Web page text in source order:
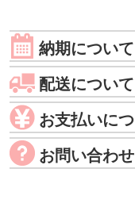
納期について
配送について
お支払いに
お問い合わせ